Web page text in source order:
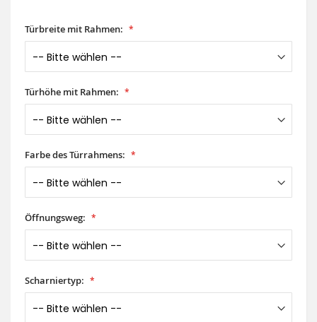
Türbreite mit Rahmen:
Türhöhe mit Rahmen:
Farbe des Türrahmens:
Öffnungsweg:
Scharniertyp: